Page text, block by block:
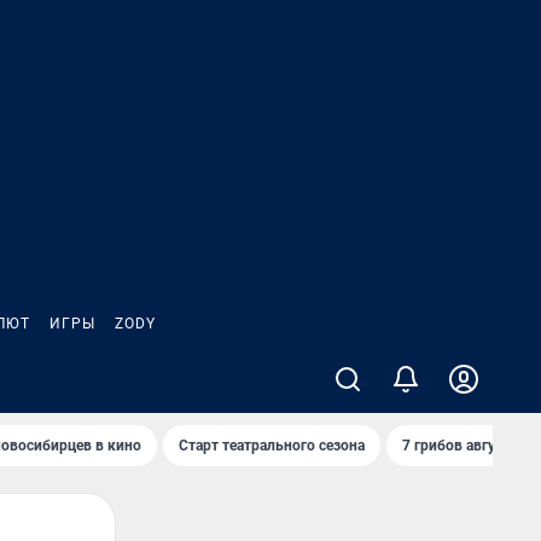
ИГРЫ ZODY
в кино Старт театрального сезона 7 грибов августа